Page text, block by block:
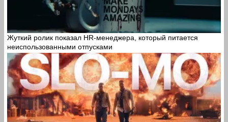
Жуткий ролик показал HR-менеджера, который питается
неиспользованными отпусками